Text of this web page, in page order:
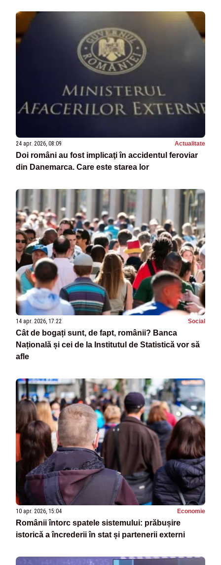
24 apr. 2026, 08:09 Actualitate
Doi români au fost implicaţi în accidentul feroviar
din Danemarca. Care este starea lor
14 apr. 2026, 17:22 Social
Cât de bogați sunt, de fapt, românii? Banca
Națională și cei de la Institutul de Statistică vor să
afle
10 apr. 2026, 15:04 Economie
Românii întorc spatele sistemului: prăbușire
istorică a încrederii în stat și partenerii externi